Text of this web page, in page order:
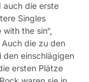
auch die erste
Singles
the sin“,
die zu den
den einschlägigen
ersten Plätze